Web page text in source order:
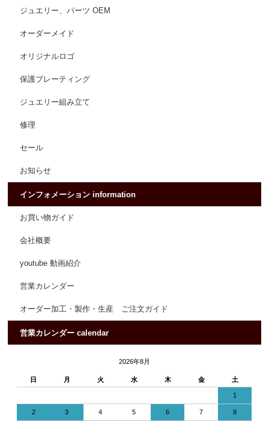
ジュエリー、パーツ OEM
オーダーメイド
オリジナルロゴ
保護プレーティング
ジュエリー組み立て
修理
セール
お知らせ
インフォメーション information
お買い物ガイド
会社概要
youtube 動画紹介
営業カレンダー
オーダー加工・製作・生産 ご注文ガイド
営業カレンダー calendar
2026年8月
日 月 火 水 木 金 土
1
2 3 4 5 6 7 8